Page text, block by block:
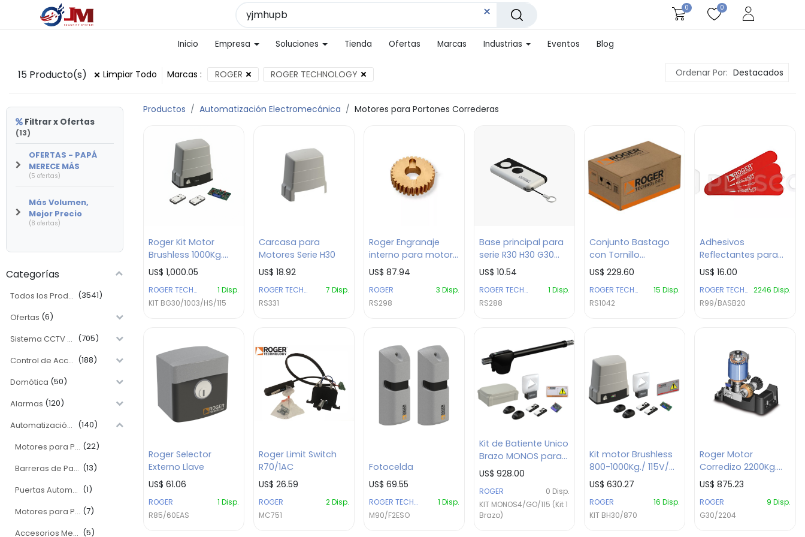
0 0
Inicio Empresa Soluciones Tienda Ofertas Marcas Industrias Eventos Blog
15 Producto(s) Limpiar Todo Marcas : ROGER ROGER TECHNOLOGY Ordenar Por: Destacados
Filtrar x Ofertas
(13)
OFERTAS - PAPÁ
MERECE MÁS
(5 ofertas)
Más Volumen,
Mejor Precio
(8 ofertas)
Categorías
Todos los Productos (3541)
Ofertas (6)
Sistema CCTV y Videovigilancial (705)
Control de Acceso y Asistencia (188)
Domótica (50)
Alarmas (120)
Automatización Electromecánica (140)
Motores para Portones Correderas (22)
Barreras de Paso (13)
Puertas Automáticas (1)
Motores para Portones Batientes (7)
Accesorios Mecanico (5)
Productos Automatización Electromecánica Motores para Portones Correderas
Roger Kit Motor
Brushless 1000Kg.
High Speed/ 115V/
Uso Intensivo
US$ 1,000.05
ROGER TECHNOLOGY 1 Disp.
KIT BG30/1003/HS/115
Carcasa para
Motores Serie H30
US$ 18.92
ROGER TECHNOLOGY 7 Disp.
RS331
Roger Engranaje
interno para motor
serie G30
US$ 87.94
ROGER 3 Disp.
RS298
Base principal para
serie R30 H30 G30
M30
US$ 10.54
ROGER TECHNOLOGY 1 Disp.
RS288
Conjunto Bastago
con Tornillo
Laminado Serie
Monos4
US$ 229.60
ROGER TECHNOLOGY 15 Disp.
RS1042
Adhesivos
Reflectantes para
Mastil de Barreras
US$ 16.00
ROGER TECHNOLOGY 2246 Disp.
R99/BASB20
Roger Selector
Externo Llave
US$ 61.06
ROGER 1 Disp.
R85/60EAS
Roger Limit Switch
R70/1AC
US$ 26.59
ROGER 2Disp.
MC751
Fotocelda
US$ 69.55
ROGER TECHNOLOGY 1 Disp.
M90/F2ESO
Kit de Batiente Unico
Brazo MONOS para
Puertas de 4mt y
hasta 500Kg.
US$ 928.00
ROGER 0 Disp.
KIT MONOS4/GO/115 (Kit 1
Brazo)
Kit motor Brushless
800-1000Kg./ 115V/
Uso Intensivo
US$ 630.27
ROGER 16 Disp.
KIT BH30/870
Roger Motor
Corredizo 2200Kg.
230V/ Uso intensivo
a 50%
US$ 875.23
ROGER 9 Disp.
G30/2204